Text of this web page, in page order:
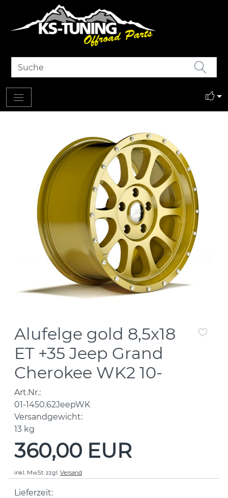
Alufelge gold 8,5x18
ET +35 Jeep Grand
Cherokee WK2 10-
Art.Nr.:
01-1450.62JeepWK
Versandgewicht:
13 kg
360,00 EUR
inkl. MwSt. zzgl. Versand
Lieferzeit: